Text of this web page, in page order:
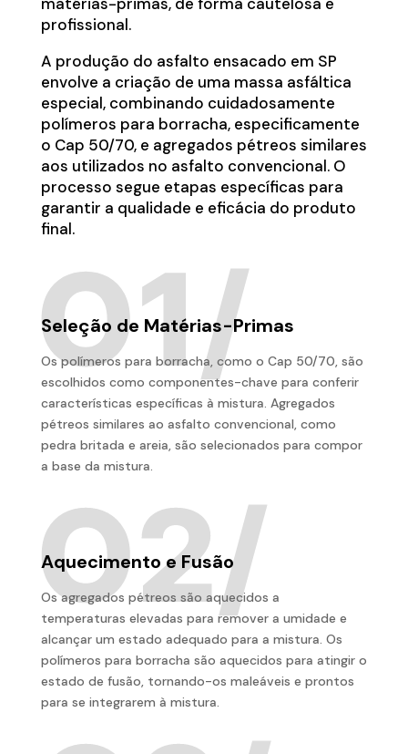
profissional.
A produção do asfalto ensacado em SP
envolve a criação de uma massa asfáltica
especial, combinando cuidadosamente
polímeros para borracha, especificamente
o Cap 50/70, e agregados pétreos similares
aos utilizados no asfalto convencional. O
processo segue etapas específicas para
garantir a qualidade e eficácia do produto
final.
Seleção de Matérias-Primas
Os polímeros para borracha, como o Cap 50/70, são
escolhidos como componentes-chave para conferir
características específicas à mistura. Agregados
pétreos similares ao asfalto convencional, como
pedra britada e areia, são selecionados para compor
a base da mistura.
Aquecimento e Fusão
Os agregados pétreos são aquecidos a
temperaturas elevadas para remover a umidade e
alcançar um estado adequado para a mistura. Os
polímeros para borracha são aquecidos para atingir o
estado de fusão, tornando-os maleáveis e prontos
para se integrarem à mistura.